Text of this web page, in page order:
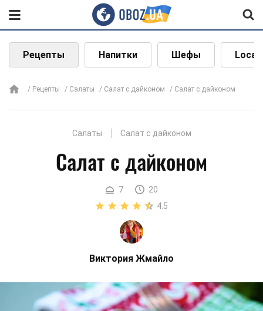
Рецепты Напитки Шефы Local
Рецепты Салаты Салат с дайконом Салат с дайконом
Салаты Салат с дайконом
Салат с дайконом
7
20
4.5
Виктория Жмайло